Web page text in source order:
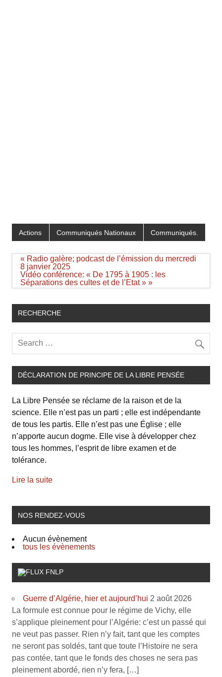
Actions Communiqués Nationaux Communiqués.
Navigation
de
l’article
« Radio galère; podcast de l’émission du mercredi
8 janvier 2025
Vidéo conférence: « De 1795 à 1905 : les
Séparations des cultes et de l’Etat » »
RECHERCHE
DÉCLARATION DE PRINCIPE DE LA LIBRE PENSÉE
La Libre Pensée se réclame de la raison et de la
science. Elle n’est pas un parti ; elle est indépendante
de tous les partis. Elle n’est pas une Église ; elle
n’apporte aucun dogme. Elle vise à développer chez
tous les hommes, l’esprit de libre examen et de
tolérance.
Lire la suite
NOS RENDEZ-VOUS
Aucun évènement
tous les évènements
FNLP
Guerre d’Algérie, hier et aujourd’hui 2 août 2026
La formule est connue pour le régime de Vichy, elle
s’applique pleinement pour l’Algérie: c’est un passé qui
ne veut pas passer. Rien n’y fait, tant que les comptes
ne seront pas soldés, tant que toute l’Histoire ne sera
pas contée, tant que le fonds des choses ne sera pas
pleinement abordé, rien n’y fera, […]